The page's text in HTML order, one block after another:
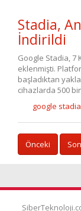
Stadia,
İndirildi
Google Stadia, 7
eklenmişti.
başladıktan
cihazlarda 500
google stadia
Önceki